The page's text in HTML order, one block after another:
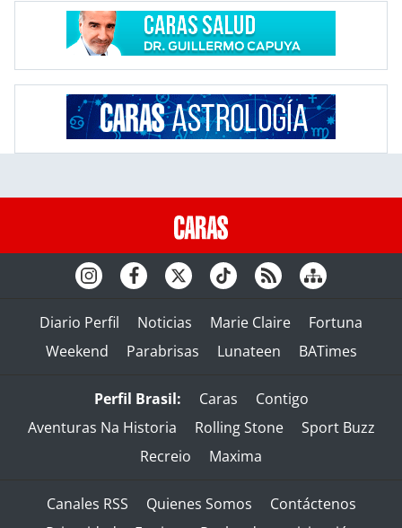
Diario Perfil Noticias Marie Claire
Fortuna
Weekend
Parabrisas Lunateen BATimes
Perfil Brasil: Caras
Contigo
Aventuras Na Historia
Rolling Stone
Sport Buzz
Recreio
Maxima
Canales RSS Quienes Somos
Contáctenos